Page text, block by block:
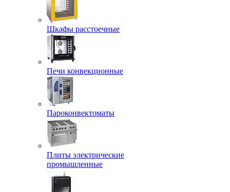
Шкафы расстоечные
Печи конвекционные
Пароконвектоматы
Плиты электрические
промышленные